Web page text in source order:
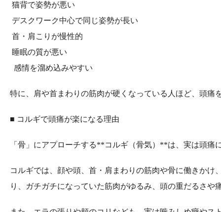
猫背で姿勢が悪い
デスクワーク中心で同じ姿勢が長い
首・肩こりが慢性的
睡眠の質が悪い
感情を溜め込みやすい
特に、肩や首まわりの筋肉が硬くなっている人ほど、頭痛
■ コルギで頭痛が楽になる理由
「骨」にアプローチする**コルギ（骨気）**は、実は頭痛
コルギでは、顔や頭、首・肩まわりの筋肉や骨に働きか
り、ガチガチになっていた筋肉がゆるみ、頭の重だるさや